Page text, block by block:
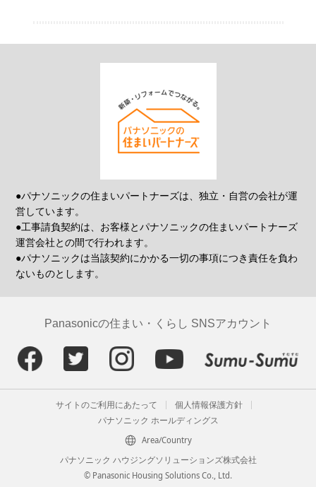
●パナソニックの住まいパートナーズは、独立・自営の会社が運
営しています。
●工事請負契約は、お客様とパナソニックの住まいパートナーズ
運営会社との間で行われます。
●パナソニックは当該契約にかかる一切の事項につき責任を負わ
ないものとします。
Panasonicの住まい・くらし SNSアカウント
サイトのご利用にあたって
個人情報保護方針
パナソニック ホールディングス
Area/Country
パナソニック ハウジングソリューションズ株式会社
© Panasonic Housing Solutions Co., Ltd.